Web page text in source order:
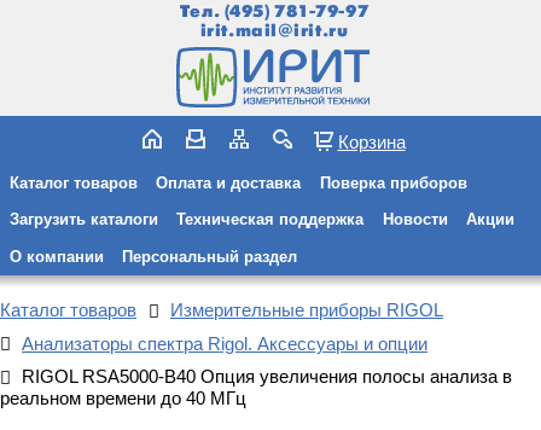
Тел. (495) 781-79-97
irit.mail@irit.ru
Корзина
Каталог товаров Оплата и доставка Поверка приборов
Загрузить каталоги Техническая поддержка Новости Акции
О компании Персональный раздел
Каталог товаров
Измерительные приборы RIGOL
Анализаторы спектра Rigol. Аксессуары и опции
RIGOL RSA5000-B40 Опция увеличения полосы анализа в
реальном времени до 40 МГц